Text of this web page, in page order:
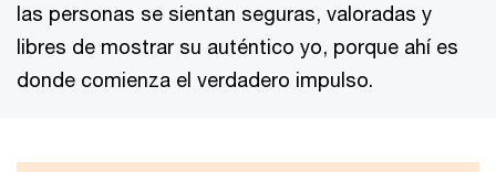
las personas se sientan seguras, valoradas y
libres de mostrar su auténtico yo, porque ahí es
donde comienza el verdadero impulso.